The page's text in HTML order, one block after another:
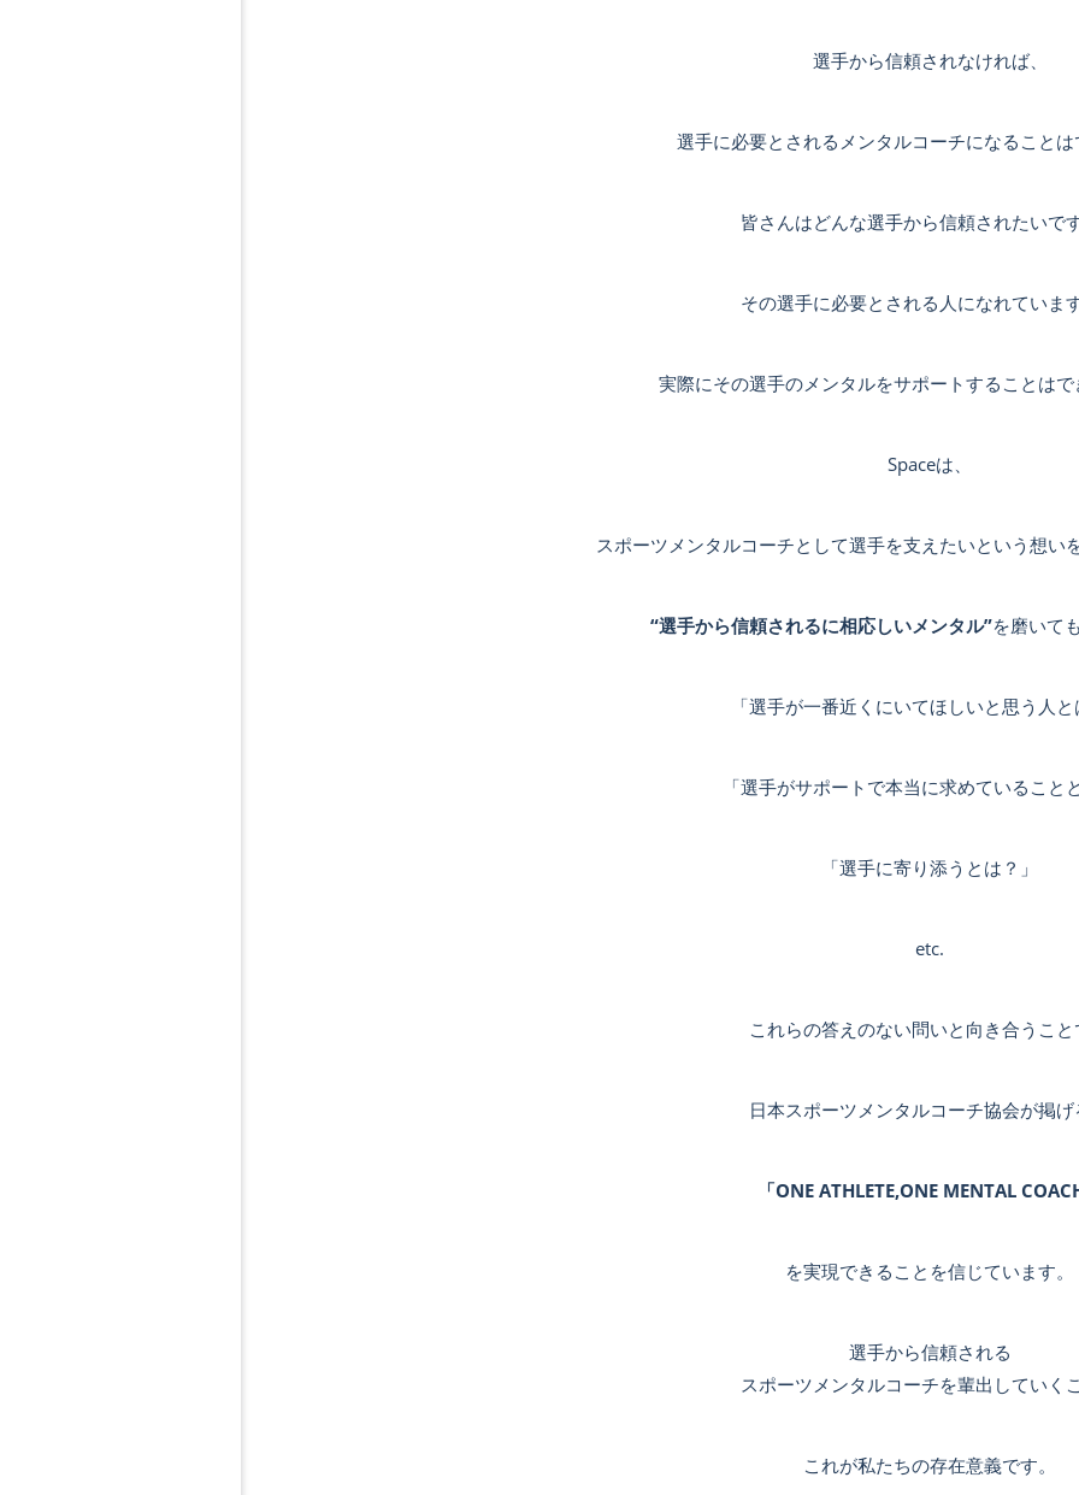
選手から信頼されなければ、
選手に必要とされるメンタルコーチになることは
皆さんはどんな選手から信頼されたいで
その選手に必要とされる人になれていま
実際にその選手のメンタルをサポートすることはで
Spaceは、
スポーツメンタルコーチとして選手を支えたいという想い
“選手から信頼されるに相応しいメンタル”を磨いて
「選手が一番近くにいてほしいと思う 人と
「選手がサポートで本当に求めていること
「選手に寄り添うとは？」
etc.
これらの答えのない問いと向き合うこと
日本スポーツメンタルコーチ協会が掲げ
「ONE ATHLETE,ONE MENTAL
を実現できることを信じています。
選手から信頼される
スポーツメンタルコーチを輩出していくこ
これが私たちの存在意義です。